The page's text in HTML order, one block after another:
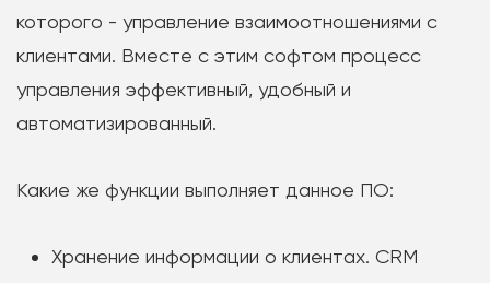
которого - управление взаимоотношениями с
клиентами. Вместе с этим софтом процесс
управления эффективный, удобный и
автоматизированный.
Какие же функции выполняет данное ПО:
Хранение информации о клиентах. CRM